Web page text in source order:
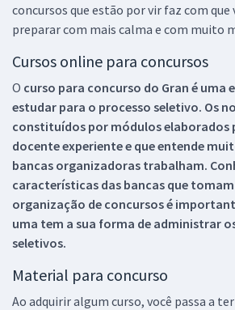
concursos que estão por vir faz com que
preparar com mais calma e com muito
Cursos online para concursos
O curso para concurso do Gran é uma
estudar para o processo seletivo. Os
constituídos por módulos elaborados
docente experiente e que entende
bancas organizadoras trabalham.
características das bancas que
organização de concursos é
uma tem a sua forma de administrar
seletivos.
Material para concurso
Ao adquirir algum curso, você passa a